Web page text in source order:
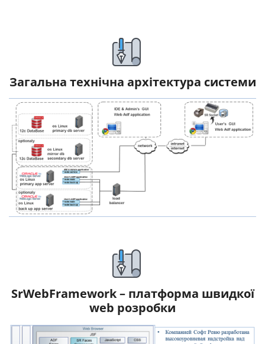
Загальна технічна архітектура системи
SrWebFramework – платформа швидкої
web розробки